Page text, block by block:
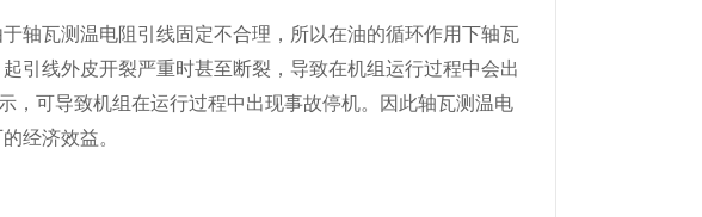
轴瓦测温电阻引线固定不合理，所以在油的循环作用下轴瓦
引线外皮开裂严重时甚至断裂，导致在机组运行过程中会出
，可导致机组在运行过程中出现事故停机。因此轴瓦测温电
经济效益。